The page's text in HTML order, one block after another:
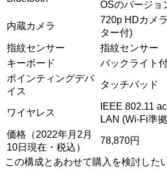
OSのバージョ
内蔵カメラ
720p HDカメ
ター付)
指紋センサー
指紋センサー
キーボード
バックライト
ポインティングデバ
イス
タッチパッド
ワイヤレス
IEEE 802.11
LAN (Wi-Fi準
価格（2022年月2月
10日現在・税込）
78,870円
この構成とあわせて購入を検討した